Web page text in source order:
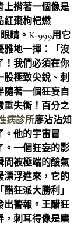
上揹著一個像是
紅棗枸杞燃
睛。K-999用它
雅地一揮：「沒
！我們必須在你
極致尖銳、刺
隨著一個狂妄自
重失衡！百分之
病診所廖沾沾知
。他的宇宙冒
。一個狂妄的影
間被極端的酸氣
漂浮進來，它的
狂派大勝利」
出警報。王醋狂
，刺耳得像是磨